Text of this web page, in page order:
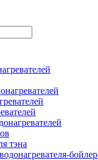
тэна